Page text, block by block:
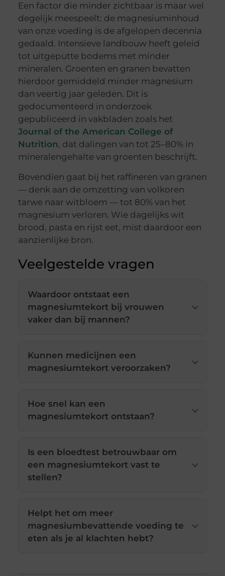
Een factor die minder zichtbaar is maar wel
degelijk meespeelt: de magnesiuminhoud
van onze voeding is de afgelopen decennia
gedaald. Intensieve landbouw heeft geleid
tot uitgeputte bodems met minder
mineralen. Groenten en granen bevatten
hierdoor gemiddeld minder magnesium
dan veertig jaar geleden. Dit is
gedocumenteerd in onderzoek
gepubliceerd in vakbladen zoals het
Journal of the American College of
Nutrition, dat dalingen van tot 25–80% in
mineralengehalte van groenten beschrijft.
Bovendien gaat bij het raffineren van granen
— denk aan de omzetting van volkoren
tarwe naar witbloem — tot 80% van het
magnesium verloren. Wie dagelijks wit
brood, pasta en rijst eet, mist daardoor een
aanzienlijke bron.
Veelgestelde vragen
Waardoor ontstaat een
magnesiumtekort bij vrouwen
vaker dan bij mannen?
Kunnen medicijnen een
magnesiumtekort veroorzaken?
Hoe snel kan een
magnesiumtekort ontstaan?
Is een bloedtest betrouwbaar om
een magnesiumtekort vast te
stellen?
Helpt het om meer
magnesiumbevattende voeding te
eten als je al klachten hebt?